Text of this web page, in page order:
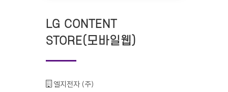
LG CONTENT
STORE(모바일웹)
기관명 :
엘지전자 (주)